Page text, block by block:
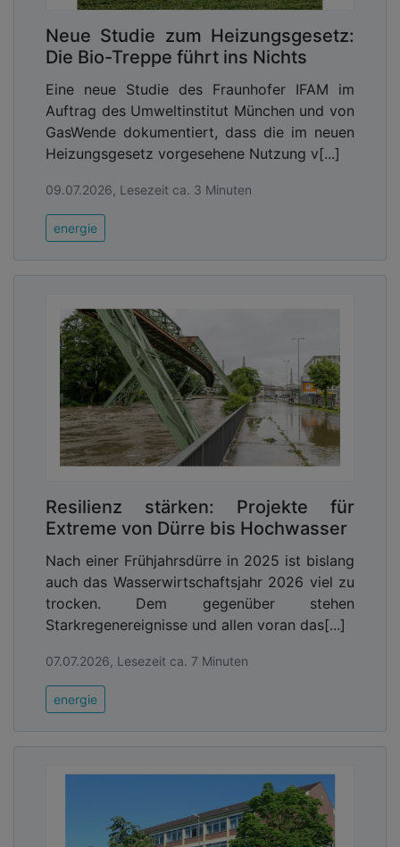
Abonnieren Sie unseren Newsletter mit
Link zur kostenlosen PDF Ausgabe der
Kommunalwirtschaft!
Link zur kostenlosen PDF Ausgabe der
Neue Studie zum Heizungsgesetz:
Die Bio-Treppe führt ins Nichts
Eine neue Studie des Fraunhofer IFAM im
Auftrag des Umweltinstitut München und von
GasWende dokumentiert, dass die im neuen
Heizungsgesetz vorgesehene Nutzung v[...]
09.07.2026, Lesezeit ca. 3 Minuten
energie
Resilienz stärken: Projekte für
Extreme von Dürre bis Hochwasser
Nach einer Frühjahrsdürre in 2025 ist bislang
auch das Wasserwirtschaftsjahr 2026 viel zu
trocken. Dem gegenüber stehen
Starkregenereignisse und allen voran das[...]
07.07.2026, Lesezeit ca. 7 Minuten
energie